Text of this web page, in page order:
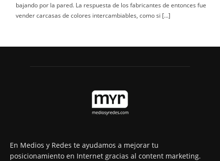
bajando por la pared. La respuesta de los fabricantes de entonces fue
vender carcasas de colores intercambiables, como si […]
En Medios y Redes te ayudamos a mejorar tu
posicionamiento en Internet gracias al content marketing.